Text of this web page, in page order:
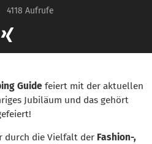
LinkedIn
4118 Aufrufe
Guide feiert mit der aktuellen
Jubiläum und das gehört
durch die Vielfalt der Fashion-,